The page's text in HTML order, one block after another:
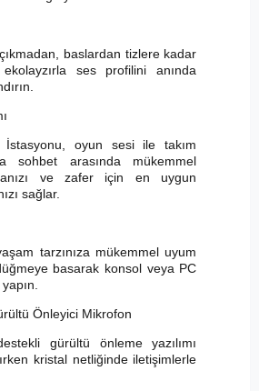
baslardan tizlere kadar
ses profilini anında
İstasyonu, oyun sesi ile takım
sohbet arasında mükemmel
ve zafer için en uygun
sağlar.
tarzınıza mükemmel uyum
basarak konsol veya PC
Önleyici Mikrofon
gürültü önleme yazılımı
kristal netliğinde iletişimlerle